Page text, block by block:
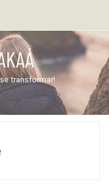
transformar!